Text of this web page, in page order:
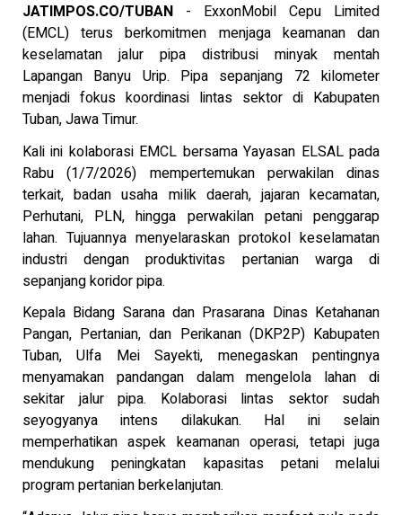
JATIMPOS.CO/TUBAN - ExxonMobil Cepu Limited
(EMCL) terus berkomitmen menjaga keamanan dan
keselamatan jalur pipa distribusi minyak mentah
Lapangan Banyu Urip. Pipa sepanjang 72 kilometer
menjadi fokus koordinasi lintas sektor di Kabupaten
Tuban, Jawa Timur.
Kali ini kolaborasi EMCL bersama Yayasan ELSAL pada
Rabu (1/7/2026) mempertemukan perwakilan dinas
terkait, badan usaha milik daerah, jajaran kecamatan,
Perhutani, PLN, hingga perwakilan petani penggarap
lahan. Tujuannya menyelaraskan protokol keselamatan
industri dengan produktivitas pertanian warga di
sepanjang koridor pipa.
Kepala Bidang Sarana dan Prasarana Dinas Ketahanan
Pangan, Pertanian, dan Perikanan (DKP2P) Kabupaten
Tuban, Ulfa Mei Sayekti, menegaskan pentingnya
menyamakan pandangan dalam mengelola lahan di
sekitar jalur pipa. Kolaborasi lintas sektor sudah
seyogyanya intens dilakukan. Hal ini selain
memperhatikan aspek keamanan operasi, tetapi juga
mendukung peningkatan kapasitas petani melalui
program pertanian berkelanjutan.